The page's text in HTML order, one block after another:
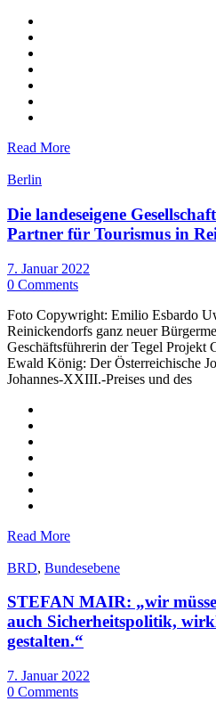
Read More
Berlin
Die landeseigene
Partner für Tourismus in
7. Januar 2022
0 Comments
Foto Copywright: Emilio Esbardo
Reinickendorfs ganz neuer
Geschäftsführerin der Tegel Projekt
Ewald König: Der Österreichische
Johannes-XXIII.-Preises und des
Read More
BRD, Bundesebene
STEFAN MAIR: „wir
auch Sicherheitspolitik,
gestalten.“
7. Januar 2022
0 Comments